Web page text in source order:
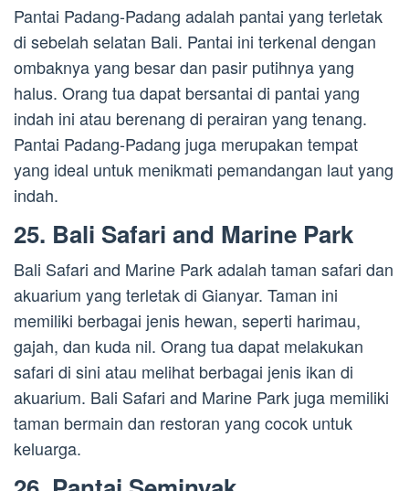
Pantai Padang-Padang adalah pantai yang terletak
di sebelah selatan Bali. Pantai ini terkenal dengan
ombaknya yang besar dan pasir putihnya yang
halus. Orang tua dapat bersantai di pantai yang
indah ini atau berenang di perairan yang tenang.
Pantai Padang-Padang juga merupakan tempat
yang ideal untuk menikmati pemandangan laut yang
indah.
25. Bali Safari and Marine Park
Bali Safari and Marine Park adalah taman safari dan
akuarium yang terletak di Gianyar. Taman ini
memiliki berbagai jenis hewan, seperti harimau,
gajah, dan kuda nil. Orang tua dapat melakukan
safari di sini atau melihat berbagai jenis ikan di
akuarium. Bali Safari and Marine Park juga memiliki
taman bermain dan restoran yang cocok untuk
keluarga.